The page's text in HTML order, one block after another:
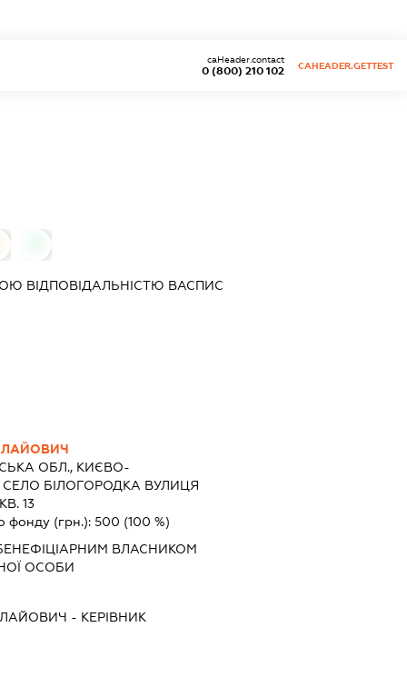
0 (800) 210 102
caHeader.contact
CAHEADER.GETTEST
ВІДПОВІДАЛЬНІСТЮ ВАСПИС
ОБЛ., КИЄВО-
БІЛОГОРОДКА ВУЛИЦЯ
13
фонду (грн.): 500 (100 %)
ВЛАСНИКОМ
ОСОБИ
- КЕРІВНИК